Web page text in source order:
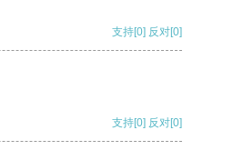
支持[0] 反对[0]
支持[0] 反对[0]